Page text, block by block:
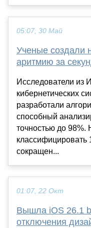
05:07, 30 Май
Ученые создали
аритмию за
Исследователи из
кибернетических
разработали
способный
точностью до 98%.
классифицировать
сокращен...
01:07, 22 Окт
Вышла iOS 26.1
отключения